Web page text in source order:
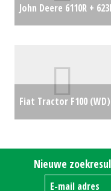
John Deere 6110R +
Fiat Tractor F100 (WD)
Nieuwe